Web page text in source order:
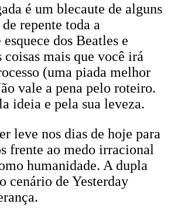
é um blecaute de alguns
repente toda a
dos Beatles e
coisas mais que você irá
(uma piada melhor
vale a pena pelo roteiro.
ideia e pela sua leveza.
leve nos dias de hoje para
frente ao medo irracional
humanidade. A dupla
cenário de Yesterday